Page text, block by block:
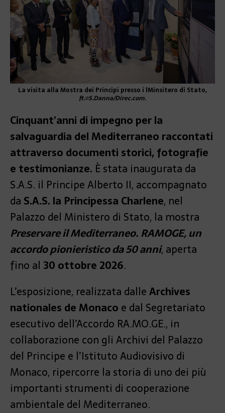
La visita alla Mostra dei Principi presso i lMinsitero di Stato,
ft.©S.Danna/Direc.com.
Cinquant’anni di impegno per la
salvaguardia del Mediterraneo raccontati
attraverso documenti storici, fotografie
e testimonianze. È stata inaugurata da
S.A.S. il Principe Alberto II, accompagnato
da S.A.S. la Principessa Charlene, nel
Palazzo del Ministero di Stato, la mostra
Preservare il Mediterraneo. RAMOGE, un
accordo pionieristico da 50 anni, aperta
fino al 30 ottobre 2026.
L’esposizione, realizzata dalleArchives
nationales de Monaco e dal Segretariato
esecutivo dell’Accordo RA.MO.GE., in
collaborazione con gli Archivi del Palazzo
del Principe e l’Istituto Audiovisivo di
Monaco, ripercorre la storia di uno dei più
importanti strumenti di cooperazione
ambientale del Mediterraneo.